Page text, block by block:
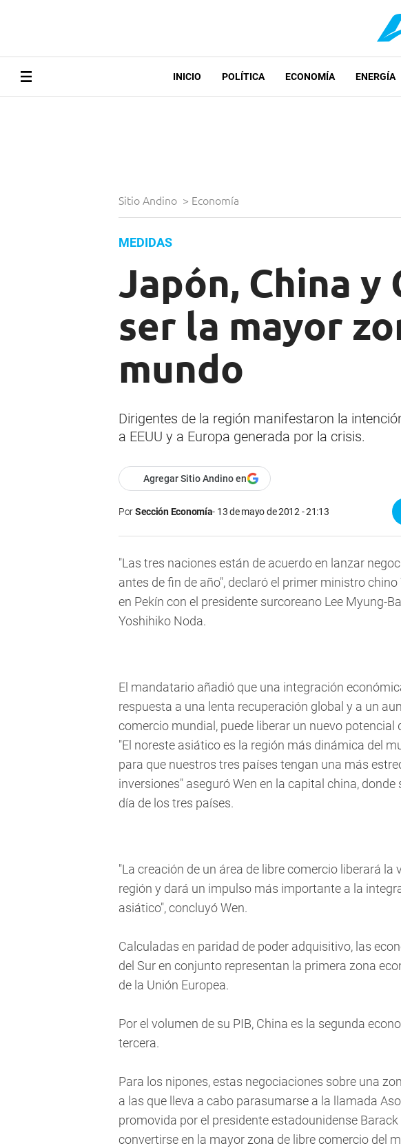
INICIO POLÍTICA ECONOMÍA ENERGÍA
Sitio Andino > Economía
MEDIDAS
Japón, China y
ser la mayor
mundo
Dirigentes de la región manifestaron la
a EEUU y a Europa generada por la crisis.
Agregar Sitio Andino en
PorSección Economía 13 de mayo de 2012 - 21:13
"Las tres naciones están de acuerdo en lanzar
antes de fin de año", declaró el primer ministro
en Pekín con el presidente surcoreano Lee Myung-
Yoshihiko Noda.
El mandatario añadió que una integración
respuesta a una lenta recuperación global y a un
comercio mundial, puede liberar un nuevo potencial
"El noreste asiático es la región más dinámica del
para que nuestros tres países tengan una más
inversiones" aseguró Wen en la capital china,
día de los tres países.
"La creación de un área de libre comercio liberará
región y dará un impulso más importante a la
asiático", concluyó Wen.
Calculadas en paridad de poder adquisitivo, las
del Sur en conjunto representan la primera zona
de la Unión Europea.
Por el volumen de su PIB, China es la segunda
tercera.
Para los nipones, estas negociaciones sobre una
a las que lleva a cabo parasumarse a la llamada
promovida por el presidente estadounidense
convertirse en la mayor zona de libre comercio del